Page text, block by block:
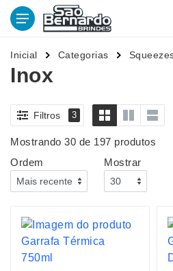
Inicial Categorias
Inox
Filtros 3
Mostrando 30 de 197 produtos
Ordem
Mostrar